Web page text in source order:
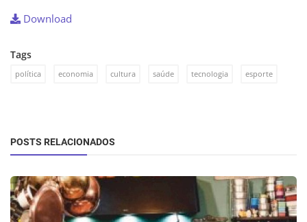
Download
Tags
política economia cultura saúde tecnologia esporte
POSTS RELACIONADOS